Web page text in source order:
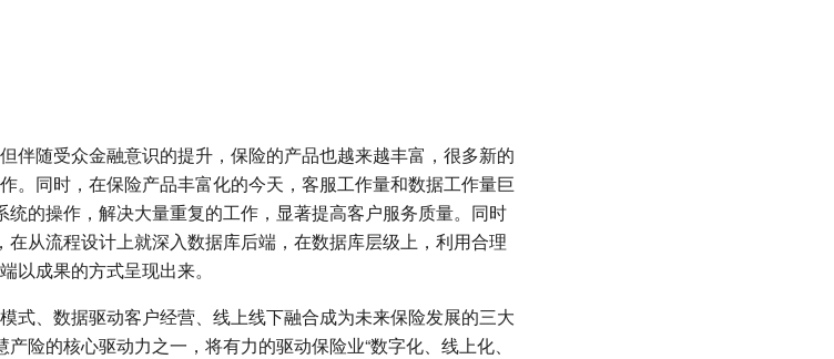
伴随受众金融意识的提升，保险的产品也越来越丰富，很多新的
。同时，在保险产品丰富化的今天，客服工作量和数据工作量巨
的操作，解决大量重复的工作，显著提高客户服务质量。同时
从流程设计上就深入数据库后端，在数据库层级上，利用合理
以成果的方式呈现出来。
式、数据驱动客户经营、线上线下融合成为未来保险发展的三大
险的核心驱动力之一，将有力的驱动保险业“数字化、线上化、